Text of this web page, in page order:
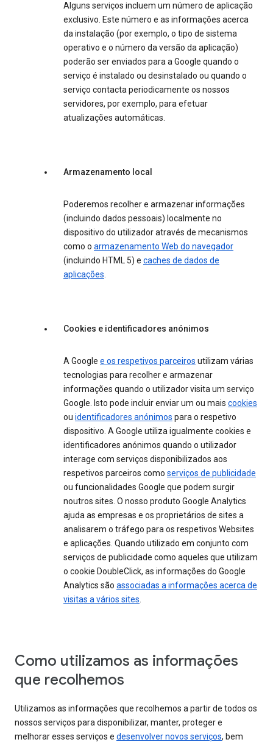
Alguns serviços incluem um número de aplicação
exclusivo. Este número e as informações acerca
da instalação (por exemplo, o tipo de sistema
operativo e o número da versão da aplicação)
poderão ser enviados para a Google quando o
serviço é instalado ou desinstalado ou quando o
serviço contacta periodicamente os nossos
servidores, por exemplo, para efetuar
atualizações automáticas.
Armazenamento local
Poderemos recolher e armazenar informações
(incluindo dados pessoais) localmente no
dispositivo do utilizador através de mecanismos
como o armazenamento Web do navegador
(incluindo HTML 5) e caches de dados de
aplicações.
Cookies e identificadores anónimos
A Google e os respetivos parceiros utilizam várias
tecnologias para recolher e armazenar
informações quando o utilizador visita um serviço
Google. Isto pode incluir enviar um ou mais cookies
ou identificadores anónimos para o respetivo
dispositivo. A Google utiliza igualmente cookies e
identificadores anónimos quando o utilizador
interage com serviços disponibilizados aos
respetivos parceiros como serviços de publicidade
ou funcionalidades Google que podem surgir
noutros sites. O nosso produto Google Analytics
ajuda as empresas e os proprietários de sites a
analisarem o tráfego para os respetivos Websites
e aplicações. Quando utilizado em conjunto com
serviços de publicidade como aqueles que utilizam
o cookie DoubleClick, as informações do Google
Analytics são associadas a informações acerca de
visitas a vários sites.
Como utilizamos as informações
que recolhemos
Utilizamos as informações que recolhemos a partir de todos os
nossos serviços para disponibilizar, manter, proteger e
melhorar esses serviços e desenvolver novos serviços, bem